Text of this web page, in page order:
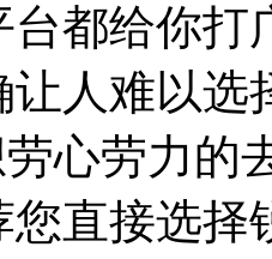
都给你打
让人难以选
心劳力的
直接选择